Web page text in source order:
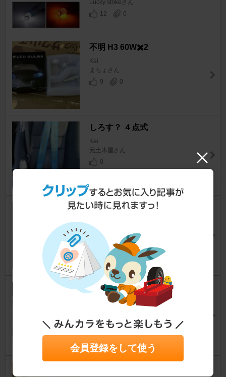
Lucky strikeさん
12
0
不明 H3 60W✖️2
Kei
まちょさん
9
0
しろす？ ４点式
Kei
元土木屋さん
0
ダイソー 静電気で貼り付く遮熱
miiya7さん
TAKA シフトブーツ
0
会員登録をして使う